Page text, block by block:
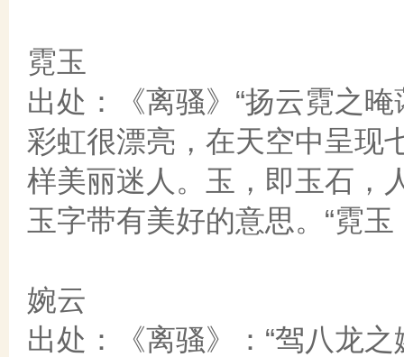
霓玉
出处：《离骚》“扬云霓之
彩虹很漂亮，在天空中呈现
样美丽迷人。玉，即玉石，
玉字带有美好的意思。“霓
婉云
出处：《离骚》：“驾八龙